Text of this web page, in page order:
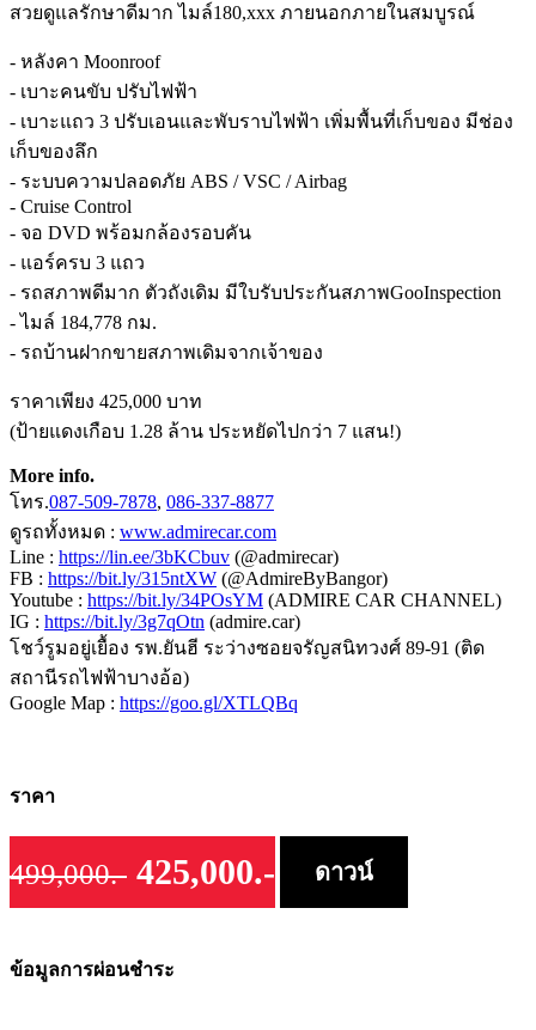
สวยดูแลรักษาดีมาก ไมล์180,xxx ภายนอกภายในสมบูรณ์
- หลังคา Moonroof
- เบาะคนขับ ปรับไฟฟ้า
- เบาะแถว 3 ปรับเอนและพับราบไฟฟ้า เพิ่มพื้นที่เก็บของ มีช่อง
เก็บของลึก
- ระบบความปลอดภัย ABS / VSC / Airbag
- Cruise Control
- จอ DVD พร้อมกล้องรอบคัน
- แอร์ครบ 3 แถว
- รถสภาพดีมาก ตัวถังเดิม มีใบรับประกันสภาพGooInspection
- ไมล์ 184,778 กม.
- รถบ้านฝากขายสภาพเดิมจากเจ้าของ
ราคาเพียง 425,000 บาท
(ป้ายแดงเกือบ 1.28 ล้าน ประหยัดไปกว่า 7 แสน!)
More info.
โทร.087-509-7878, 086-337-8877
ดูรถทั้งหมด : www.admirecar.com
Line : https://lin.ee/3bKCbuv (@admirecar)
FB : https://bit.ly/315ntXW (@AdmireByBangor)
Youtube : https://bit.ly/34POsYM (ADMIRE CAR CHANNEL)
IG : https://bit.ly/3g7qOtn (admire.car)
โชว์รูมอยู่เยื้อง รพ.ยันฮี ระว่างซอยจรัญสนิทวงศ์ 89-91 (ติด
สถานีรถไฟฟ้าบางอ้อ)
Google Map : https://goo.gl/XTLQBq
ราคา
499,000.- 425,000.- ดาวน์
ข้อมูลการผ่อนชำระ